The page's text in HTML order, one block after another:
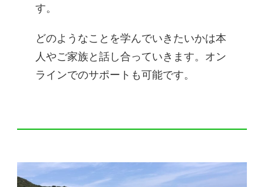
す。
どのようなことを学んでいきたいかは本
人やご家族と話し合っていきます。オン
ラインでのサポートも可能です。